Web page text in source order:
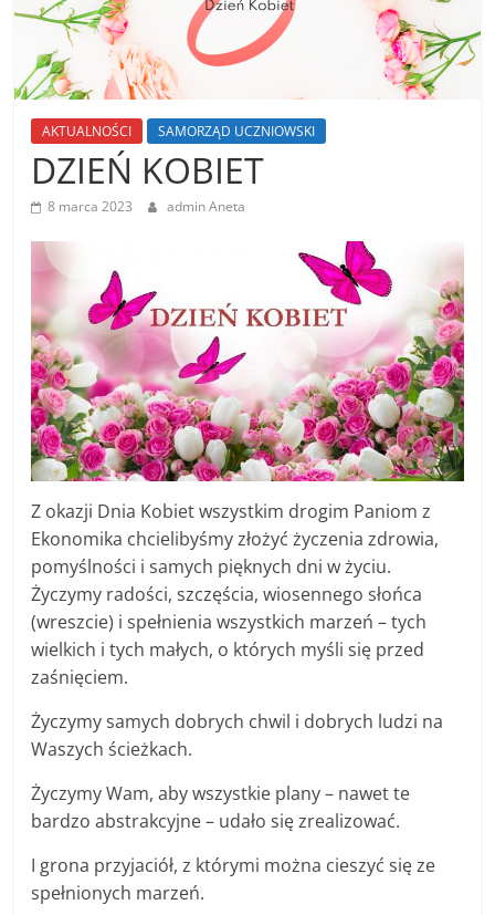
AKTUALNOŚCI SAMORZĄD UCZNIOWSKI
DZIEŃ KOBIET
8 marca 2023 admin Aneta
Z okazji Dnia Kobiet wszystkim drogim Paniom z
Ekonomika chcielibyśmy złożyć życzenia zdrowia,
pomyślności i samych pięknych dni w życiu.
Życzymy radości, szczęścia, wiosennego słońca
(wreszcie) i spełnienia wszystkich marzeń – tych
wielkich i tych małych, o których myśli się przed
zaśnięciem.
Życzymy samych dobrych chwil i dobrych ludzi na
Waszych ścieżkach.
Życzymy Wam, aby wszystkie plany – nawet te
bardzo abstrakcyjne – udało się zrealizować.
I grona przyjaciół, z którymi można cieszyć się ze
spełnionych marzeń.